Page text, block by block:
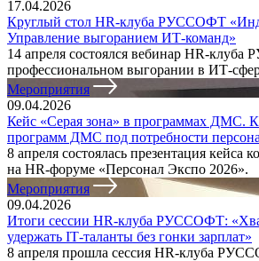
17.04.2026
Круглый стол HR-клуба РУССОФТ
Управление выгоранием ИТ‑команд»
14 апреля состоялся вебинар
профессиональном выгорании в
Мероприятия
09.04.2026
Кейс «Серая зона» в программах ДМС.
программ ДМС под потребности
8 апреля состоялась презентация
на HR-форуме «Персонал Экспо 2026».
Мероприятия
09.04.2026
Итоги сессии HR‑клуба РУССОФТ:
удержать IT‑таланты без гонки зарплат»
8 апреля прошла сессия HR-клуба